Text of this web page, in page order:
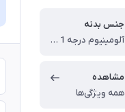
جنس بدنه
آلومینیوم درجه 1 با رنگ الکترواستاتیک
مشاهده
همه ویژگی‌ها